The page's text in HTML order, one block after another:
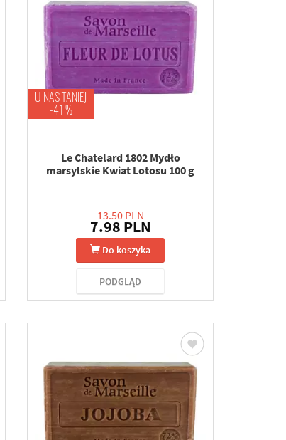
U NAS TANIEJ
-41 %
Le Chatelard 1802 Mydło
marsylskie Kwiat Lotosu 100 g
13.50 PLN
7.98 PLN
Do koszyka
PODGLĄD